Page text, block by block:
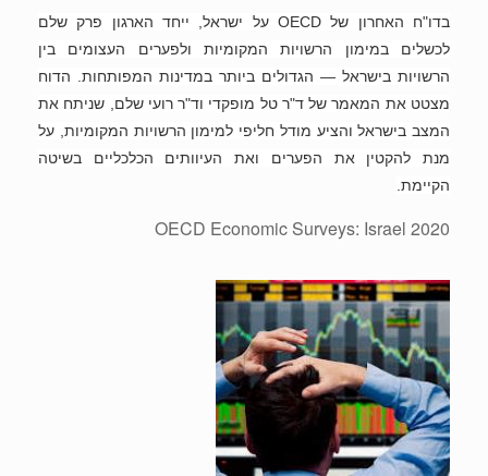
בדו"ח האחרון של OECD על ישראל, ייחד הארגון פרק שלם
לכשלים במימון הרשויות המקומיות ולפערים העצומים בין
הרשויות בישראל — הגדולים ביותר במדינות המפותחות. הדוח
מצטט את המאמר של ד"ר טל מופקדי וד"ר רועי שלם, שניתח את
המצב בישראל והציע מודל חליפי למימון הרשויות המקומיות, על
מנת להקטין את הפערים ואת העיוותים הכלכליים בשיטה
הקיימת.
OECD Economic Surveys: Israel 2020